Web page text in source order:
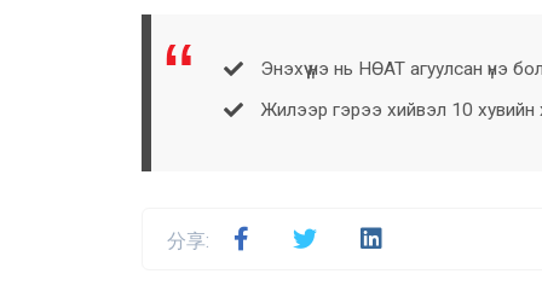
Энэхүү үнэ нь НӨАТ агуулсан үнэ
Жилээр гэрээ хийвэл 10 хувийн
分享: